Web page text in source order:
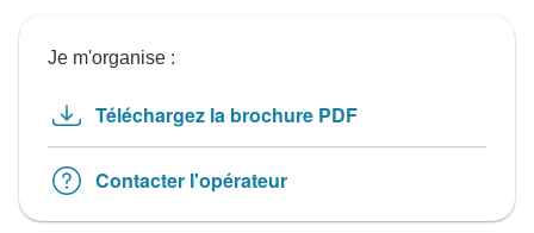
Je m'organise :
Téléchargez la brochure PDF
Contacter l'opérateur